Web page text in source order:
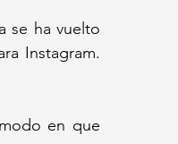
se ha vuelto
Instagram.
en que